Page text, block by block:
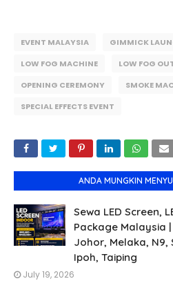
EVENT MALAYSIA
GIMMICK
LOW FOG MACHINE
LOW FOG
OPENING CEREMONY
SMOKE
SPECIAL EFFECTS EVENT
ANDA MUNGKIN
Sewa LED Screen,
Package Malaysia |
Johor, Melaka, N9,
Ipoh, Taiping
July 19, 2026